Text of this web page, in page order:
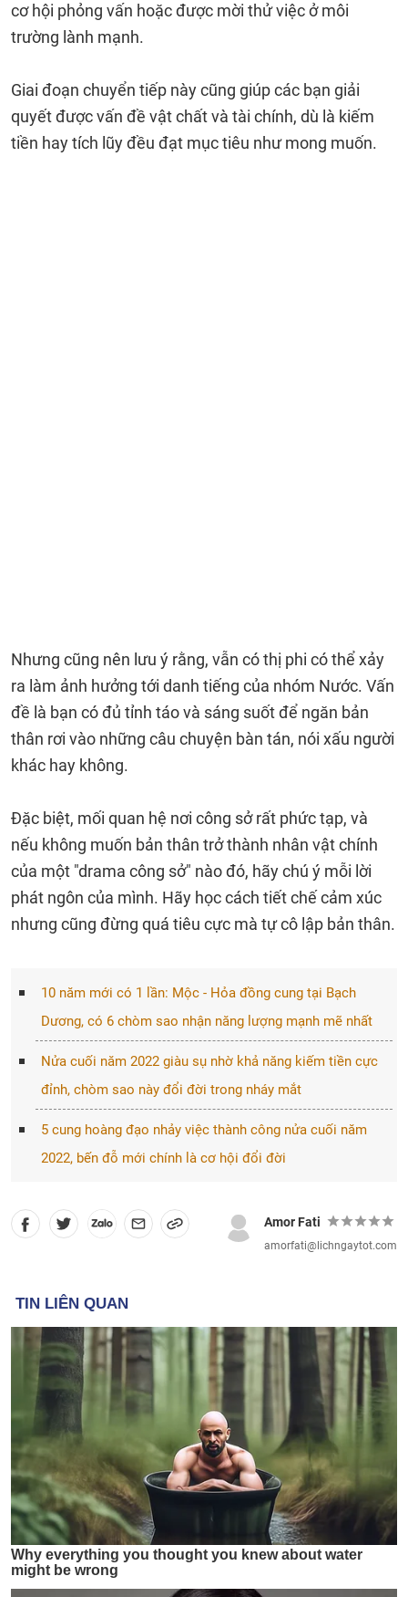
cơ hội phỏng vấn hoặc được mời thử việc ở môi
trường lành mạnh.
Giai đoạn chuyển tiếp này cũng giúp các bạn giải
quyết được vấn đề vật chất và tài chính, dù là kiếm
tiền hay tích lũy đều đạt mục tiêu như mong muốn.
Nhưng cũng nên lưu ý rằng, vẫn có thị phi có thể xảy
ra làm ảnh hưởng tới danh tiếng của nhóm Nước. Vấn
đề là bạn có đủ tỉnh táo và sáng suốt để ngăn bản
thân rơi vào những câu chuyện bàn tán, nói xấu người
khác hay không.
Đặc biệt, mối quan hệ nơi công sở rất phức tạp, và
nếu không muốn bản thân trở thành nhân vật chính
của một "drama công sở" nào đó, hãy chú ý mỗi lời
phát ngôn của mình. Hãy học cách tiết chế cảm xúc
nhưng cũng đừng quá tiêu cực mà tự cô lập bản thân.
10 năm mới có 1 lần: Mộc - Hỏa đồng cung tại Bạch
Dương, có 6 chòm sao nhận năng lượng mạnh mẽ nhất
Nửa cuối năm 2022 giàu sụ nhờ khả năng kiếm tiền cực
đỉnh, chòm sao này đổi đời trong nháy mắt
5 cung hoàng đạo nhảy việc thành công nửa cuối năm
2022, bến đỗ mới chính là cơ hội đổi đời
Amor Fati
amorfati@lichngaytot.com